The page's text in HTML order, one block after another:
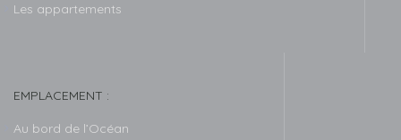
Les appartements
EMPLACEMENT :
Au bord de l’Océan